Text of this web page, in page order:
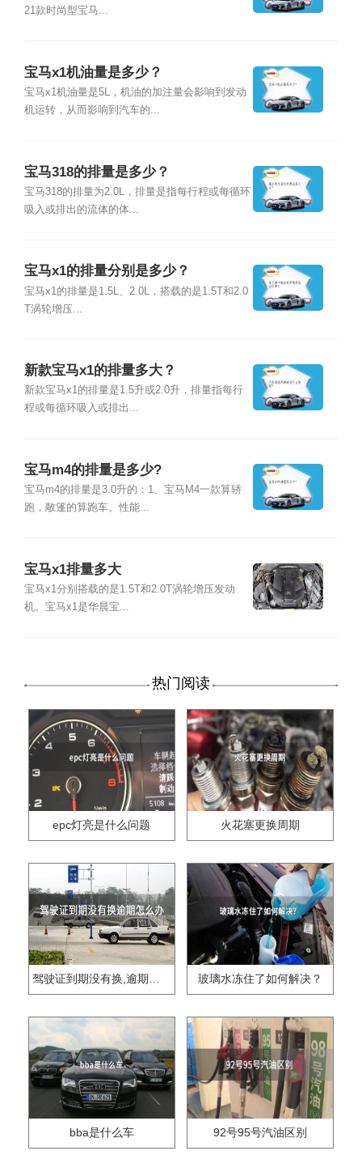
21款时尚型宝马...
宝马x1机油量是多少？
宝马x1机油量是5L，机油的加注量会影响到发动
机运转，从而影响到汽车的...
宝马318的排量是多少？
宝马318的排量为2.0L，排量是指每行程或每循环
吸入或排出的流体的体...
宝马x1的排量分别是多少？
宝马x1的排量是1.5L、2.0L，搭载的是1.5T和2.0
T涡轮增压...
新款宝马x1的排量多大？
新款宝马x1的排量是1.5升或2.0升，排量指每行
程或每循环吸入或排出...
宝马m4的排量是多少?
宝马m4的排量是3.0升的：1、宝马M4一款算轿
跑，敞篷的算跑车。性能...
宝马x1排量多大
宝马x1分别搭载的是1.5T和2.0T涡轮增压发动
机。宝马x1是华晨宝...
热门阅读
epc灯亮是什么问题 火花塞更换周期
驾驶证到期没有换,逾期怎么办?? 玻璃水冻住了如何解决？
bba是什么车 92号95号汽油区别